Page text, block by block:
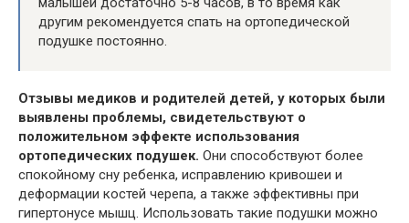
другим рекомендуется спать на ортопедической
подушке постоянно.
Отзывы медиков и родителей детей, у которых были
выявлены проблемы, свидетельствуют о
положительном эффекте использования
ортопедических подушек. Они способствуют более
спокойному сну ребенка, исправлению кривошеи и
деформации костей черепа, а также эффективны при
гипертонусе мышц. Использовать такие подушки можно